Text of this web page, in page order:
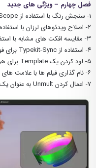
فصل چهارم – ویژگی های جدید
۱- سنجش رنگ با استفاده از Scope های Lumetri
۲- اصلاح ویدئوهای لرزان با استفاده از Camera-Shake Deblur
۳- مقایسه افکت های مشابه با استفاده از Snapshot های Difference
۴- استفاده از Typekit-Sync برای فونت های گم شده
۵- لود کردن یک Template برای هر پروژه جدید
۶- نام گذاری فیلم ها با علامت های تاریخ و زمان
۷- اعمال کردن Unmult به عنوان یک Animation Preset